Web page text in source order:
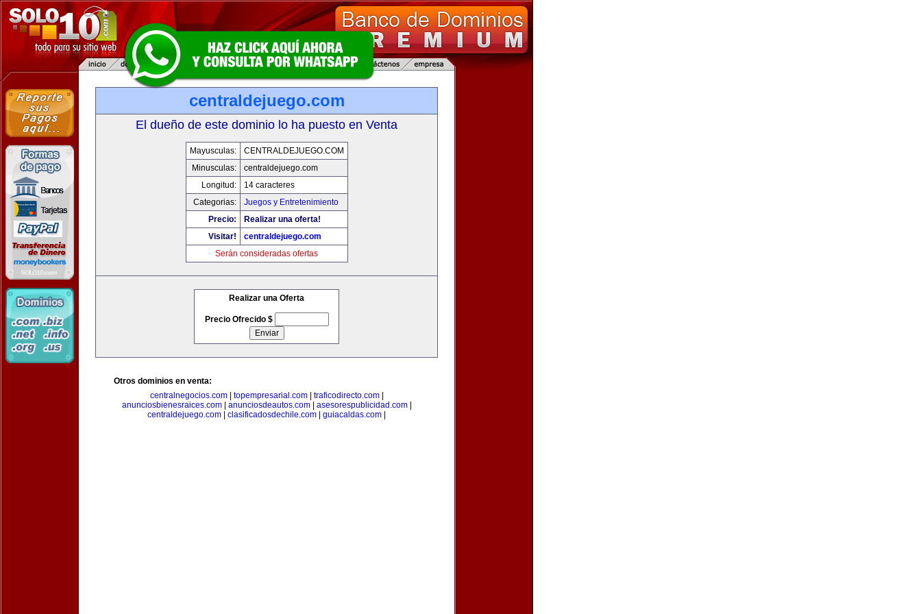
centraldejuego.com
El dueño de este dominio lo ha puesto en Venta
Mayusculas:
CENTRALDEJUEGO.COM
Minusculas:
centraldejuego.com
Longitud:
14 caracteres
Categorias:
Juegos y Entretenimiento
Precio:
Realizar una oferta!
Visitar!
centraldejuego.com
Serán consideradas ofertas
Realizar una Oferta
Precio Ofrecido $
Otros dominios en venta:
centralnegocios.com| topempresarial.com| traficodirecto.com|
anunciosbienesraices.com| anunciosdeautos.com| asesorespublicidad.com|
centraldejuego.com
clasificadosdechile.com guiacaldas.com